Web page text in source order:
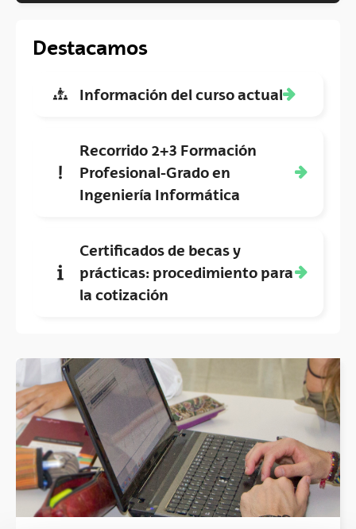
Destacamos
Información del curso actual
(Abre una nueva ventana)
Recorrido 2+3 Formación
Profesional-Grado en
Ingeniería Informática
(Abre una nueva ventana)
Certificados de becas y
prácticas: procedimiento para
la cotización